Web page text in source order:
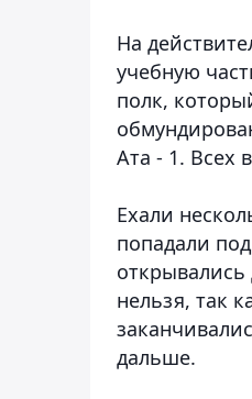
На
учебную
полк,
Ата - 1. Всех
Ехали
попадали
нельзя, так
дальше.